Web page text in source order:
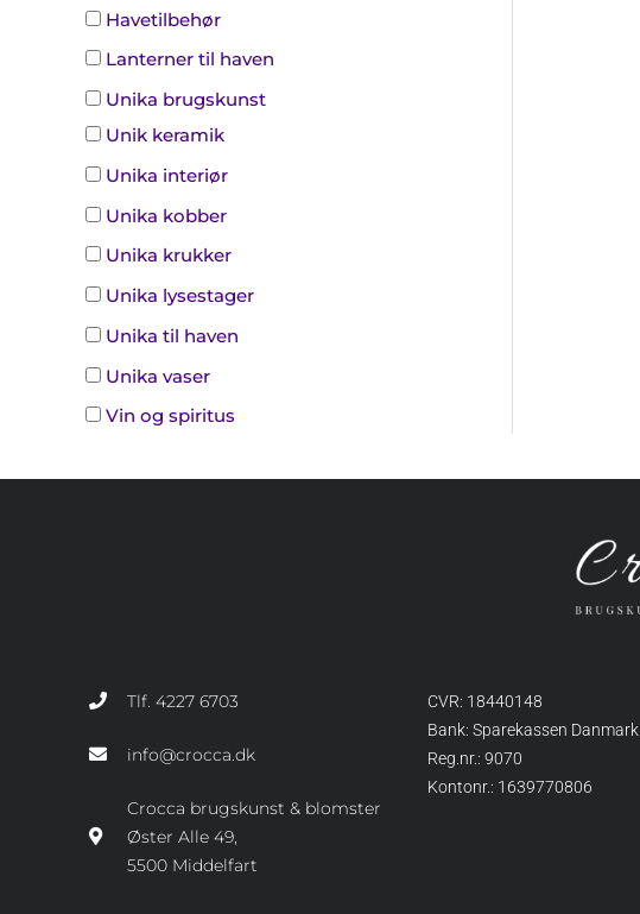
Havetilbehør
Lanterner til haven
Unika brugskunst
Unik keramik
Unika interiør
Unika kobber
Unika krukker
Unika lysestager
Unika til haven
Unika vaser
Vin og spiritus
Tlf. 4227 6703
info@crocca.dk
Crocca brugskunst & blomster
Øster Alle 49,
5500 Middelfart
CVR: 18440148
Bank: Sparekassen Danmark
Reg.nr.: 9070
Kontonr.: 1639770806